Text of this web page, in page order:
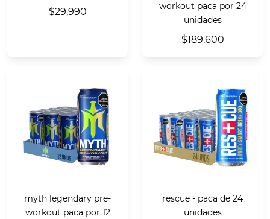
$29,990
workout paca por 24
unidades
$189,600
myth legendary pre-
workout paca por 12
rescue - paca de 24
unidades